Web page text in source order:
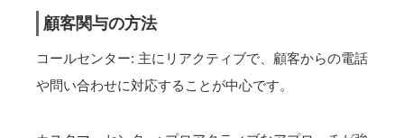
顧客関与の方法
コールセンター: 主にリアクティブで、顧客からの電話
や問い合わせに対応することが中心です。